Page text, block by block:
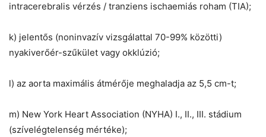
intracerebralis vérzés / tranziens ischaemiás roham (TIA);
k) jelentős (noninvazív vizsgálattal 70-99% közötti)
nyakiverőér-szűkület vagy okklúzió;
l) az aorta maximális átmérője meghaladja az 5,5 cm-t;
m) New York Heart Association (NYHA) I., II., III. stádium
(szívelégtelenség mértéke);